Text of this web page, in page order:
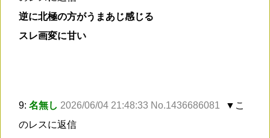
逆に北極の方がうまあじ感じる
スレ画変に甘い
9: 名無し 2026/06/04 21:48:33 No.1436686081
▼こ
のレスに返信